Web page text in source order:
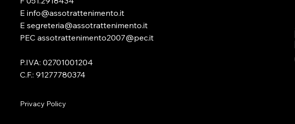
E info@assotrattenimento.it
E segreteria@assotrattenimento.it
PEC assotrattenimento2007@pec.it
P.IVA: 02701001204
C.F.: 91277780374
Privacy Policy